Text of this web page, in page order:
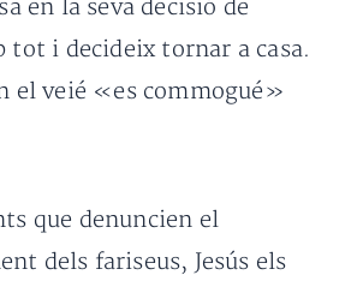
en la seva decisió de
tot i decideix tornar a casa.
el veié «es commogué»
que denuncien el
dels fariseus, Jesús els